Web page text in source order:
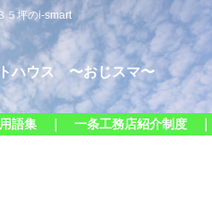
坪のi-smart
ハウス 〜おじスマ〜
用語集 ｜ 一条工務店紹介制度